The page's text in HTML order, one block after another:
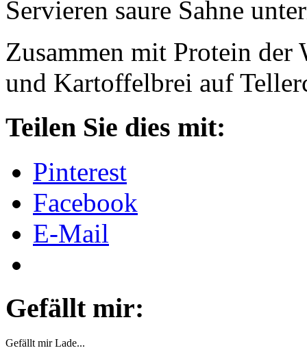
Servieren saure Sahne
Zusammen mit Protein der
und Kartoffelbrei auf
Teilen Sie dies mit:
Pinterest
Facebook
E-Mail
Gefällt mir:
Gefällt mir Lade...